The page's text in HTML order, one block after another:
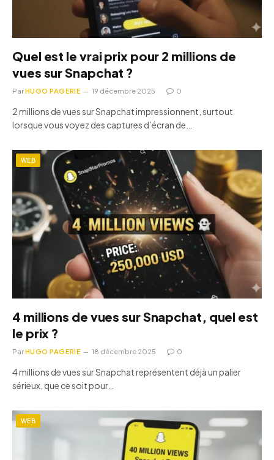
Quel est le vrai prix pour 2 millions de
vues sur Snapchat ?
ParHUGO PAGERIE 19 décembre 2025 0
2 millions de vues sur Snapchat impressionnent, surtout
lorsque vous voyez des captures d’écran de…
WEB
4 millions de vues sur Snapchat, quel est
le prix ?
ParHUGO PAGERIE 18 décembre 2025 0
4 millions de vues sur Snapchat représentent déjà un palier
sérieux, que ce soit pour…
WEB